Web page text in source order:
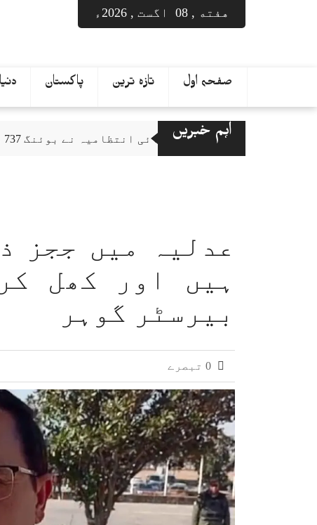
هفته , 08 اگست , 2026ء
صفحہ اول تازہ ترین پاکستان دنیا
اہم خبریں
امریکی فضائی انتظامیہ نے بوئنگ 737 میکس طیاروں کے معائنے کا حکم دیدیا
عدلیہ میں ججز
ہیں اور کھل
بیرسٹر گوہر